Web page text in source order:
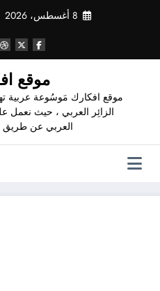
8 أغسطس، 2026
موقع
موقع افكارك مَوسُوعة عربية
الزائِر العربي ، حيث نعمل
العربي عن طريق